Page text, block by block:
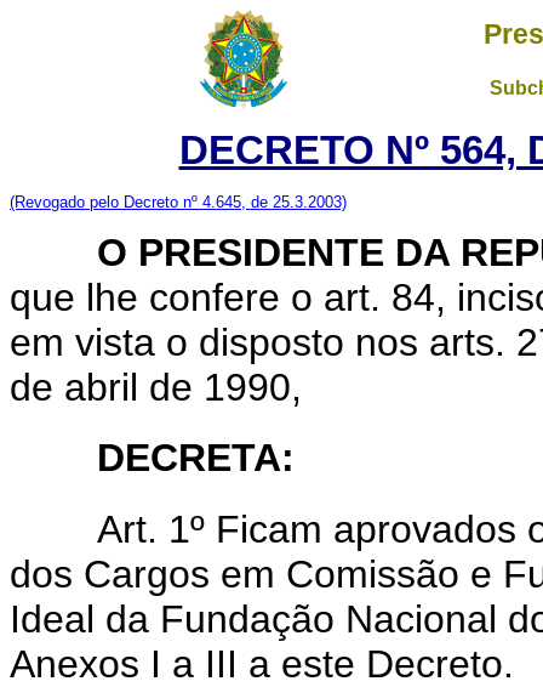
DECRETO Nº 564,
(Revogado pelo Decreto nº 4.645, de 25.3.2003)
O PRESIDENTE DA
que lhe confere o art. 84,
em vista o disposto nos arts.
de abril de 1990,
DECRETA:
Art. 1º Ficam aprovados
dos Cargos em Comissão e
Ideal da Fundação Nacional
Anexos I a III a este Decreto.